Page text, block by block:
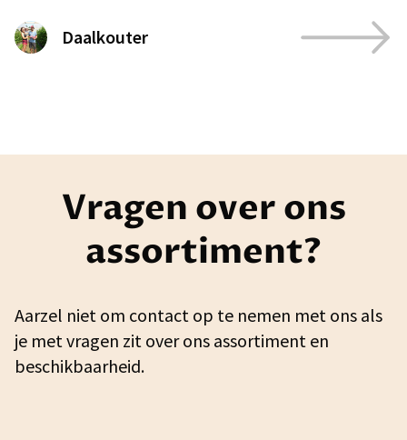
Daalkouter
Vragen over ons
assortiment?
Aarzel niet om contact op te nemen met ons als
je met vragen zit over ons assortiment en
beschikbaarheid.